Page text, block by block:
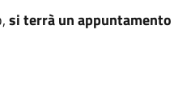
si terrà un appuntamento